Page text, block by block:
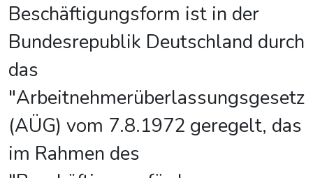
Beschäftigungsform ist in der
Bundesrepublik Deutschland durch
das
"Arbeitnehmerüberlassungsgesetz"
(AÜG) vom 7.8.1972 geregelt, das
im Rahmen des